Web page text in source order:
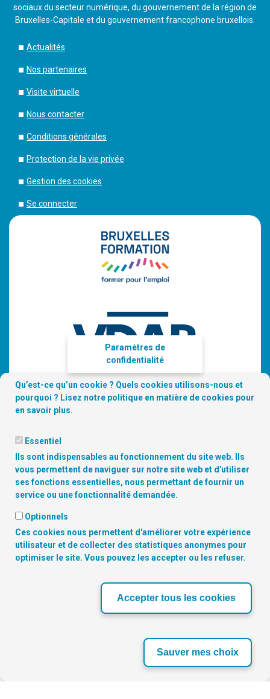
sociaux du secteur numérique, du gouvernement de la région de
Bruxelles-Capitale et du gouvernement francophone bruxellois.
Actualités
Nos partenaires
Visite virtuelle
Nous contacter
Conditions générales
Protection de la vie privée
Gestion des cookies
Se connecter
Copyright© 2026 Digitalcity.brussels | Trouvez-nous sur les
réseaux sociaux:
NOS PARTENAIRES
Paramètres de
confidentialité
Qu’est-ce qu’un cookie ? Quels cookies utilisons-nous et
pourquoi ? Lisez notre politique en matière de cookies pour
en savoir plus.
Essentiel
Ils sont indispensables au fonctionnement du site web. Ils
vous permettent de naviguer sur notre site web et d'utiliser
ses fonctions essentielles, nous permettant de fournir un
service ou une fonctionnalité demandée.
Optionnels
Ces cookies nous permettent d'améliorer votre expérience
utilisateur et de collecter des statistiques anonymes pour
optimiser le site. Vous pouvez les accepter ou les refuser.
Accepter tous les cookies
Sauver mes choix